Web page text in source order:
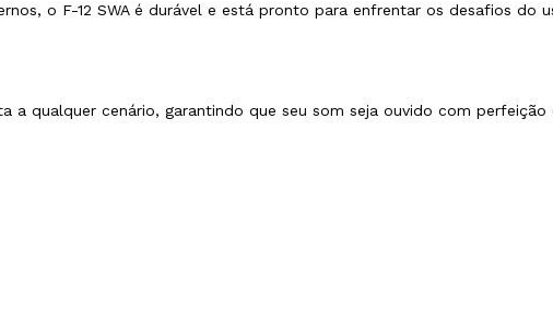
o F-12 SWA é durável e está pronto para enfrentar os desafios do
a qualquer cenário, garantindo que seu som seja ouvido com perfeição